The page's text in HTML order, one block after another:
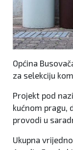
Općina
za selekciju
Projekt pod
kućnom pragu,
provodi u
Ukupna